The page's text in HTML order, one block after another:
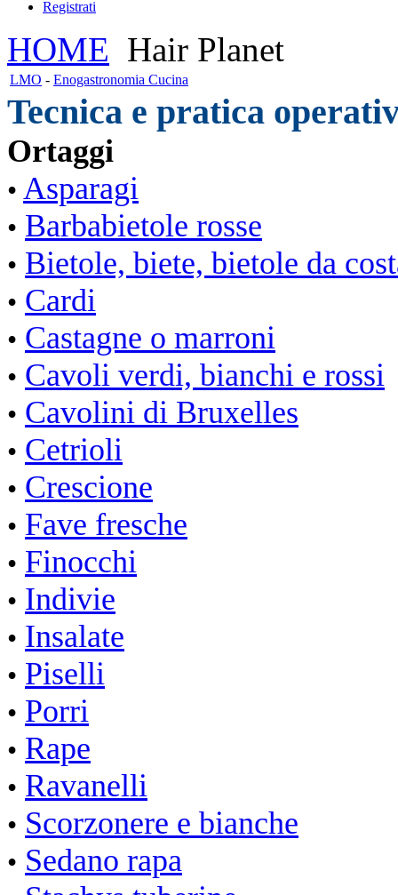
Registrati
HOME Hair Planet
LMO - Enogastronomia Cucina
Tecnica e pratica
Ortaggi
• Asparagi
• Barbabietole rosse
• Bietole, biete, bietole da
• Cardi
• Castagne o marroni
• Cavoli verdi, bianchi e rossi
• Cavolini di Bruxelles
• Cetrioli
• Crescione
• Fave fresche
• Finocchi
• Indivie
• Insalate
• Piselli
• Porri
• Rape
• Ravanelli
• Scorzonere e bianche
• Sedano rapa